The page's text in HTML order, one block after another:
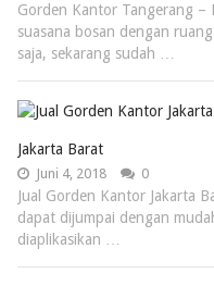
Gorden Kantor Tangerang –
suasana bosan dengan
saja, sekarang sudah …
Jakarta Barat
Juni 4, 2018 0
Jual Gorden Kantor Jakarta
dapat dijumpai dengan
diaplikasikan …